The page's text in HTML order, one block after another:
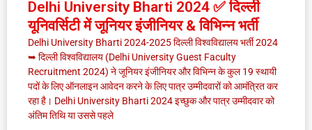
Delhi University Bharti 2024 ✅ दिल्ली
यूनिवर्सिटी में जूनियर इंजीनियर & विभिन्न भर्ती
Delhi University Bharti 2024-2025 दिल्ली विश्वविद्यालय भर्ती 2024
➥ दिल्ली विश्वविद्यालय (Delhi University Guest Faculty
Recruitment 2024) ने जूनियर इंजीनियर और विभिन्न के कुल 19 स्थायी
पदों के लिए ऑनलाइन आवेदन करने के लिए पात्र उम्मीदवारों को आमंत्रित कर
रहा है। Delhi University Bharti 2024 इच्छुक और पात्र उम्मीदवार को
अंतिम तिथि या उससे पहले